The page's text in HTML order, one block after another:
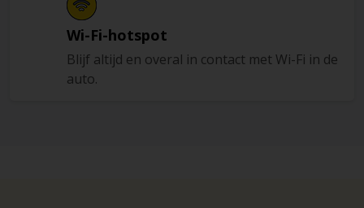
Wi-Fi-hotspot
Blijf altijd en overal in contact met Wi-Fi in de
auto.